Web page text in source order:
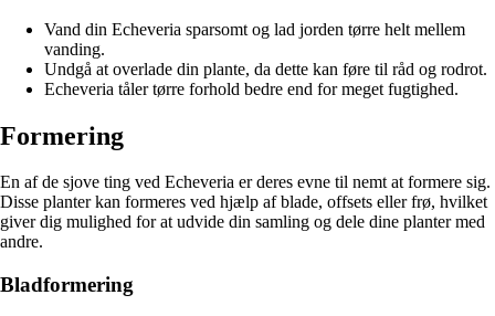
Vand din Echeveria sparsomt og lad jorden tørre helt mellem
vanding.
Undgå at overlade din plante, da dette kan føre til råd og rodrot.
Echeveria tåler tørre forhold bedre end for meget fugtighed.
Formering
En af de sjove ting ved Echeveria er deres evne til nemt at formere sig.
Disse planter kan formeres ved hjælp af blade, offsets eller frø, hvilket
giver dig mulighed for at udvide din samling og dele dine planter med
andre.
Bladformering